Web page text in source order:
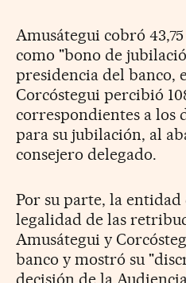
Amusátegui cobró
como "bono de
presidencia del banco,
Corcóstegui percibió
correspondientes a los
para su jubilación, al
consejero delegado.
Por su parte, la
legalidad de las
Amusátegui y
banco y mostró su
decisión de la